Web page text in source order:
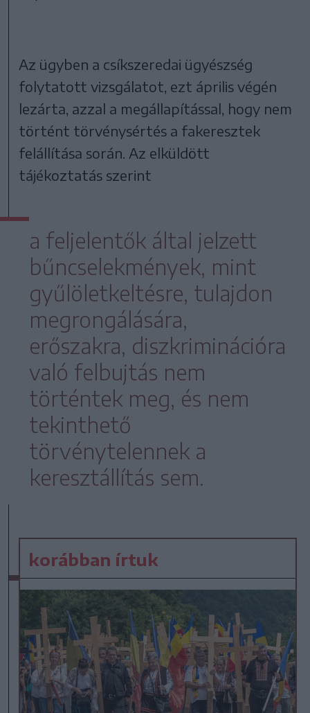
Az ügyben a csíkszeredai ügyészség
folytatott vizsgálatot, ezt április végén
lezárta, azzal a megállapítással, hogy nem
történt törvénysértés a fakeresztek
felállítása során. Az elküldött
tájékoztatás szerint
a feljelentők által jelzett
bűncselekmények, mint
gyűlöletkeltésre, tulajdon
megrongálására,
erőszakra, diszkriminációra
való felbujtás nem
történtek meg, és nem
tekinthető
törvénytelennek a
keresztállítás sem.
korábban írtuk